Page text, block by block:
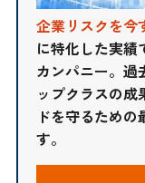
企業リスクを今
に特化した実績
カンパニー。過
ップクラスの
ドを守るため
す。